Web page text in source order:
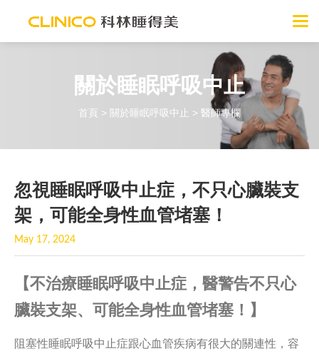
關於睡眠呼吸中止
首頁 > 關於睡眠呼吸中止 > 醫師專欄
忽視睡眠呼吸中止症，不只心臟裝支
架，可能全身性血管堵塞！
May 17, 2024
【不治療睡眠呼吸中止症，醫警告不只心
臟裝支架、可能全身性血管堵塞！】
阻塞性睡眠呼吸中止症跟心血管疾病有很大的關連性，容